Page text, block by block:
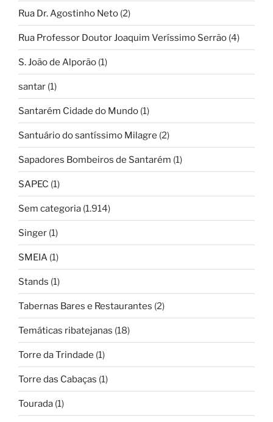
Rua Dr. Agostinho Neto (2)
Rua Professor Doutor Joaquim Veríssimo Serrão (4)
S. João de Alporão (1)
santar (1)
Santarém Cidade do Mundo (1)
Santuário do santíssimo Milagre (2)
Sapadores Bombeiros de Santarém (1)
SAPEC (1)
Sem categoria (1.914)
Singer (1)
SMEIA (1)
Stands (1)
Tabernas Bares e Restaurantes (2)
Temáticas ribatejanas (18)
Torre da Trindade (1)
Torre das Cabaças (1)
Tourada (1)